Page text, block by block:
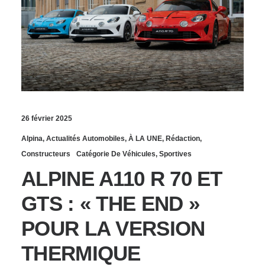
26 février 2025
Alpina, Actualités Automobiles, À LA UNE, Rédaction,
Constructeurs
Catégorie De Véhicules, Sportives
ALPINE A110 R 70 ET
GTS : « THE END »
POUR LA VERSION
THERMIQUE